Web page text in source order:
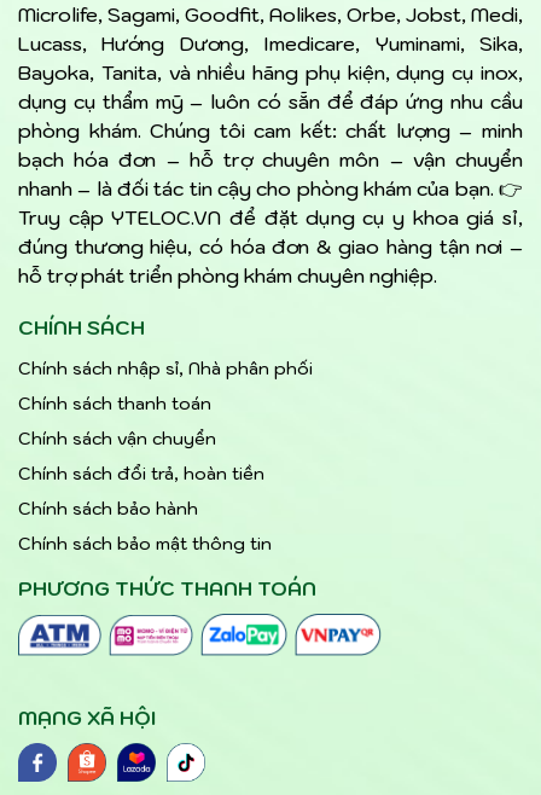
Microlife, Sagami, Goodfit, Aolikes, Orbe, Jobst, Medi,
Lucass, Hướng Dương, Imedicare, Yuminami, Sika,
Bayoka, Tanita, và nhiều hãng phụ kiện, dụng cụ inox,
dụng cụ thẩm mỹ – luôn có sẵn để đáp ứng nhu cầu
phòng khám. Chúng tôi cam kết: chất lượng – minh
bạch hóa đơn – hỗ trợ chuyên môn – vận chuyển
nhanh – là đối tác tin cậy cho phòng khám của bạn. 👉
Truy cập YTELOC.VN để đặt dụng cụ y khoa giá sỉ,
đúng thương hiệu, có hóa đơn & giao hàng tận nơi –
hỗ trợ phát triển phòng khám chuyên nghiệp.
CHÍNH SÁCH
Chính sách nhập sỉ, Nhà phân phối
Chính sách thanh toán
Chính sách vận chuyển
Chính sách đổi trả, hoàn tiền
Chính sách bảo hành
Chính sách bảo mật thông tin
PHƯƠNG THỨC THANH TOÁN
MẠNG XÃ HỘI